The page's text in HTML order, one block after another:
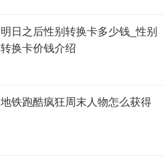
明日之后性别转换卡多少钱_性别
转换卡价钱介绍
地铁跑酷疯狂周末人物怎么获得